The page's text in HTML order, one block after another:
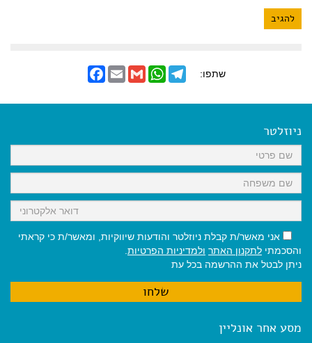
שתפו:
F
a
e
k
E
m
i
G
m
i
W
h
t
p
T
e
e
m
ניוזלטר
אני מאשר/ת קבלת ניוזלטר והודעות שיווקיות, ומאשר/ת כי קראתי
והסכמתי לתקנון האתר ולמדיניות הפרטיות
ניתן לבטל את ההרשמה בכל עת
מסע אחר אונליין